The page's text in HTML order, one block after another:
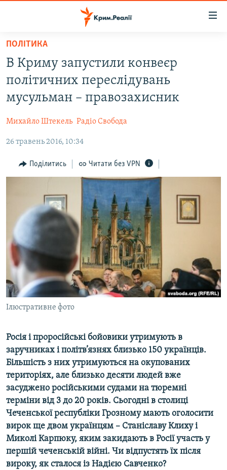
Перейти
основного
матеріалу
до
основної
Перейти
пошуку
ВОДА.КРИМ
БЛОГИ
ПОГЛЯД
ІНТЕРВ'Ю
СПЕЦПРОЕКТИ
ДЕПОРТАЦІЯ
ВІДЕОУРОКИ «ELIFBE»
СВІДЧЕННЯ ОКУПАЦІЇ
УКРАЇНСЬКА ПРОБЛЕМА КРИМУ
ІНФОГРАФІКА
ЯК ОБІЙТИ БЛОКУВАННЯ
Русский
Qırımtatar
ДОЛУЧАЙСЯ!
Усі сайти RFE/RL
ПОЛІТИКА
В Криму запустили конвеєр
політичних переслідувань
мусульман – правозахисник
Михайло Штекель Радіо Свобода
26 травень 2016, 10:34
Поділитись Читати без VPN
Ілюстративне фото
Росія і проросійські бойовики утримують в
заручниках і політв’язнях близько 150 українців.
Більшість з них утримуються на окупованих
територіях, але близько десяти людей вже
засуджено російськими судами на тюремні
терміни від 3 до 20 років. Сьогодні в столиці
Чеченської республіки Грозному мають оголосити
вирок ще двом українцям – Станіславу Клиху і
Миколі Карпюку, яким закидають в Росії участь у
першій чеченській війні. Чи відпустять їх після
вироку, як сталося із Надією Савченко?